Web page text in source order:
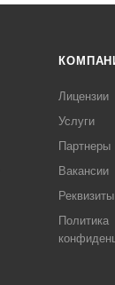
Лицензии
Услуги
Партнеры
Вакансии
Реквизиты
Политика